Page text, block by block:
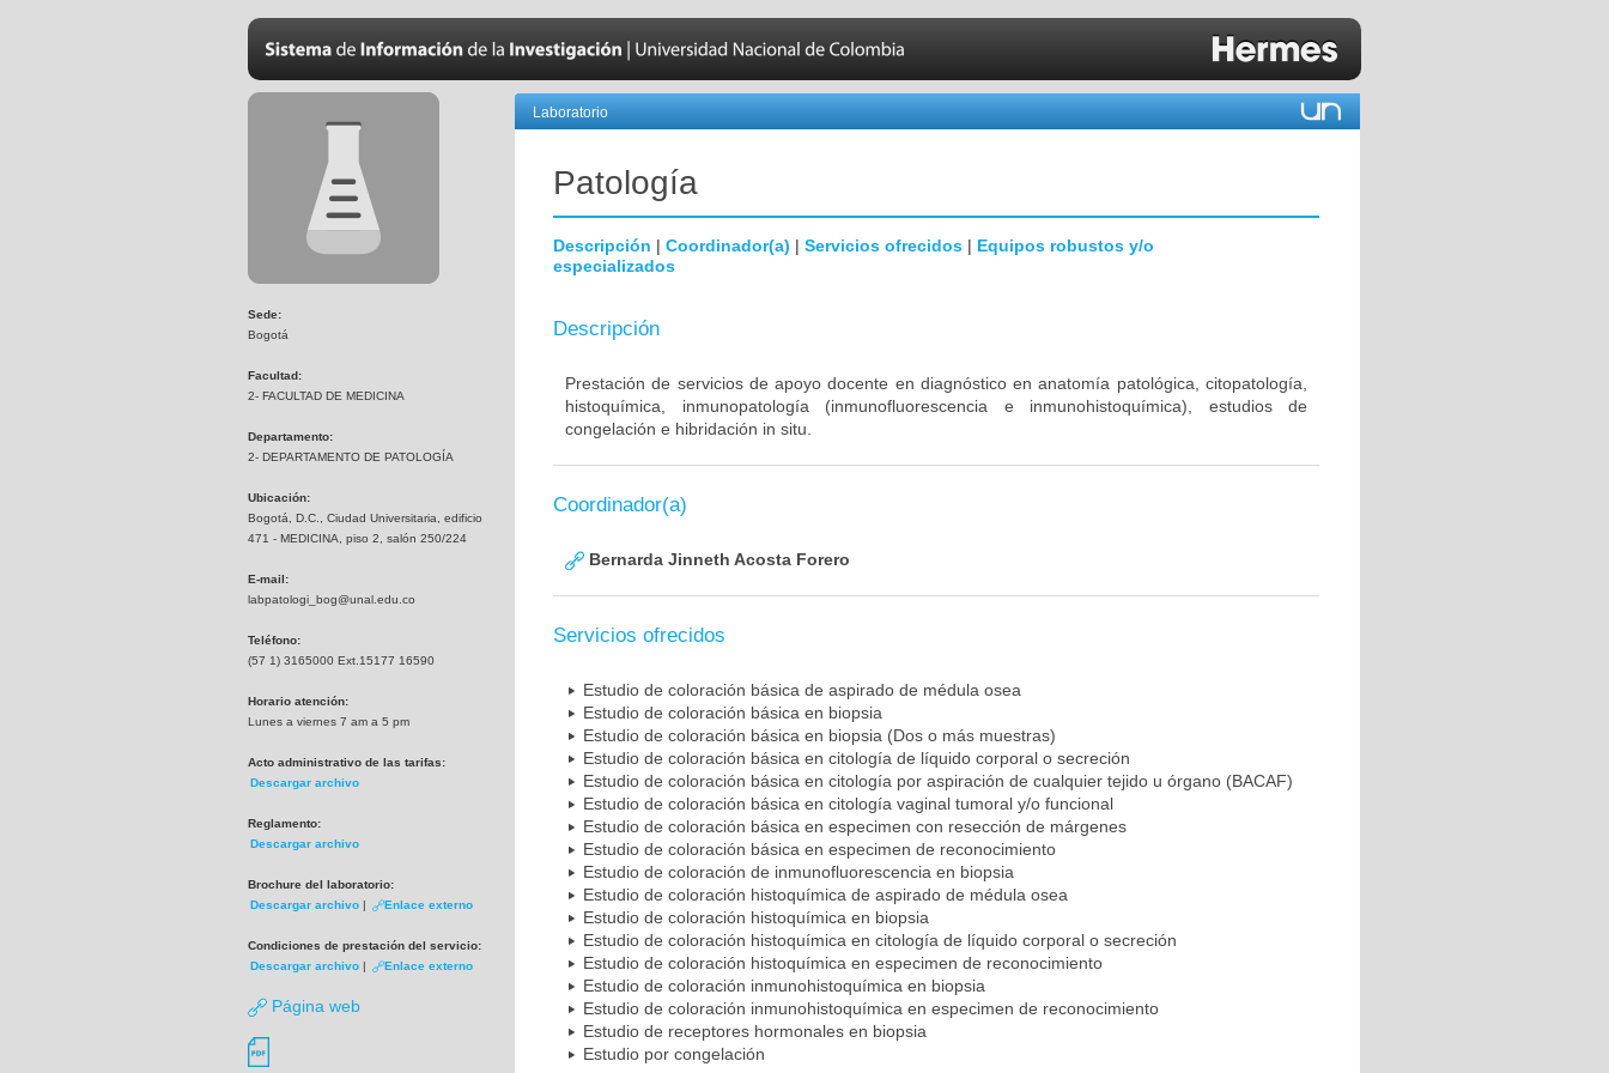
Sede:
Bogotá
Facultad:
2- FACULTAD DE MEDICINA
Departamento:
2- DEPARTAMENTO DE PATOLOGÍA
Ubicación:
Bogotá, D.C., Ciudad Universitaria, edificio
471 - MEDICINA, piso 2, salón 250/224
E-mail:
labpatologi_bog@unal.edu.co
Teléfono:
(57 1) 3165000 Ext.15177 16590
Horario atención:
Lunes a viernes 7 am a 5 pm
Acto administrativo de las tarifas:
Descargar archivo
Reglamento:
Descargar archivo
Brochure del laboratorio:
Descargar archivo | Enlace externo
Condiciones de prestación del servicio:
Descargar archivo | Enlace externo
Página web
Laboratorio
Patología
Descripción | Coordinador(a) | Servicios ofrecidos | Equipos robustos y/o
especializados
Descripción
Prestación de servicios de apoyo docente en diagnóstico en anatomía patológica, citopatología,
histoquímica, inmunopatología (inmunofluorescencia e inmunohistoquímica), estudios de
congelación e hibridación in situ.
Coordinador(a)
Bernarda Jinneth Acosta Forero
Servicios ofrecidos
Estudio de coloración básica de aspirado de médula osea
Estudio de coloración básica en biopsia
Estudio de coloración básica en biopsia (Dos o más muestras)
Estudio de coloración básica en citología de líquido corporal o secreción
Estudio de coloración básica en citología por aspiración de cualquier tejido u órgano (BACAF)
Estudio de coloración básica en citología vaginal tumoral y/o funcional
Estudio de coloración básica en especimen con resección de márgenes
Estudio de coloración básica en especimen de reconocimiento
Estudio de coloración de inmunofluorescencia en biopsia
Estudio de coloración histoquímica de aspirado de médula osea
Estudio de coloración histoquímica en biopsia
Estudio de coloración histoquímica en citología de líquido corporal o secreción
Estudio de coloración histoquímica en especimen de reconocimiento
Estudio de coloración inmunohistoquímica en biopsia
Estudio de coloración inmunohistoquímica en especimen de reconocimiento
Estudio de receptores hormonales en biopsia
Estudio por congelación